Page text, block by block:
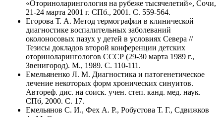
«Оториноларингология на рубеже тысячелетий», Сочи,
21-24 марта 2001 г. СПб., 2001. C. 559-564.
Егорова Т. А. Метод термографии в клинической
диагностике воспалительных заболеваний
околоносовых пазух у детей в условиях Севера //
Тезисы докладов второй конференции детских
оториноларингологов СССР (29-30 марта 1989 г.,
Звенигород). М., 1989. C. 110-111.
Емельяненко Л. М. Диагностика и патогенетическое
лечение некоторых форм хронических синуитов.
Автореф. дис. на соиск. учен. степ. канд. мед. наук.
СПб, 2000. C. 17.
Емельянов С. И., Фех А. Р., Робустова Т. Г., Сдвижков